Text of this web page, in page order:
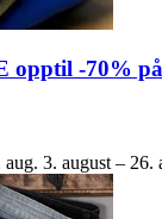
opptil -70% på
aug. 3. august – 26.